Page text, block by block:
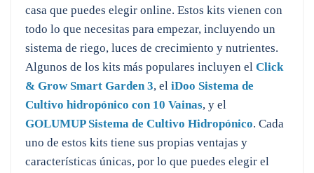
casa que puedes elegir online. Estos kits vienen con
todo lo que necesitas para empezar, incluyendo un
sistema de riego, luces de crecimiento y nutrientes.
Algunos de los kits más populares incluyen el Click
& Grow Smart Garden 3, el iDoo Sistema de
Cultivo hidropónico con 10 Vainas, y el
GOLUMUP Sistema de Cultivo Hidropónico. Cada
uno de estos kits tiene sus propias ventajas y
características únicas, por lo que puedes elegir el